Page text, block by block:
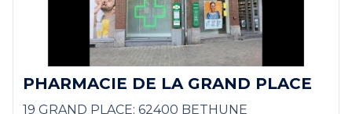
PHARMACIE DE LA GRAND PLACE
19 GRAND PLACE; 62400 BETHUNE